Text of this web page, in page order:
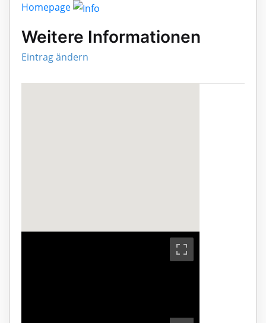
Homepage
Weitere Informationen
Eintrag ändern